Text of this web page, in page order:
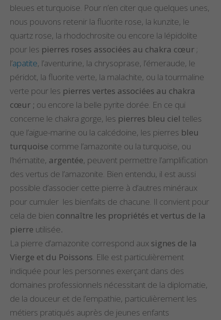
bleues et turquoise. Pour n’en citer que quelques unes,
nous pouvons retenir la fluorite rose, la kunzite, le
quartz rose, la rhodochrosite ou encore la lépidolite
pour les pierres roses associées au chakra cœur ;
l’apatite, l’aventurine, la chrysoprase, l’émeraude, le
péridot, la fluorite verte, la malachite, ou la tourmaline
verte pour les pierres vertes associées au chakra
cœur ; ou encore la belle pyrite dorée. En ce qui
concerne le chakra gorge, les pierres bleu ciel telles
que l’aigue-marine ou la calcédoine, les pierres bleu
turquoise comme l’amazonite ou la turquoise, ou
l’hématite, argentée, peuvent permettre l’amplification
des vertus de l’amazonite. Bien entendu, il est aussi
possible d’associer cette pierre à d’autres minéraux
pour cumuler les bienfaits de chacune. Il convient pour
cela de bien connaître les propriétés et vertus de la
pierre utilisée.
La pierre d’amazonite correspond aux signes de la
Vierge et du Poissons. Elle est particulièrement
indiquée pour les personnes exerçant dans des
domaines professionnels nécessitant de la diplomatie,
de la douceur et de l’empathie, particulièrement les
métiers pratiqués auprès de jeunes enfants